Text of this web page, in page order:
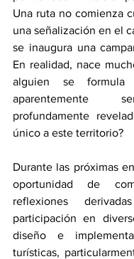
Una ruta no comienza
una señalización en el
se inaugura una
En realidad, nace
alguien se formula
aparentemente
profundamente
único a este territorio?
Durante las próximas
oportunidad de
reflexiones
participación en
diseño e
turísticas,